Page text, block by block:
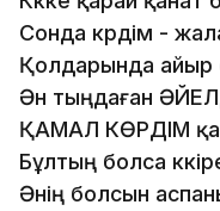
Сонда көрдім -
Қолдарында айыр
Ән тыңдаған
ҚАМАЛ КӨРДІМ
Бұлтың болса
Әнің болсын